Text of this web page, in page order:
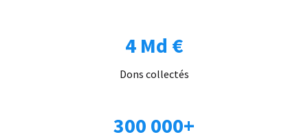
4 Md €
Dons collectés
300 000+